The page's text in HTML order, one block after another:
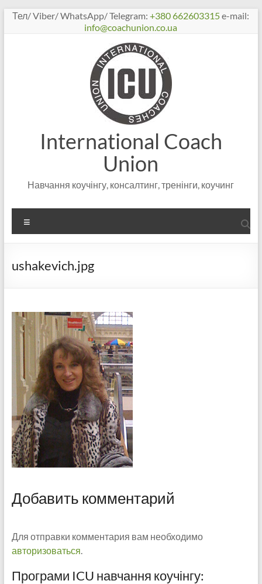
Перейти
Тел/ Viber/ WhatsApp/ Telegram:+380 662603315e-mail:
info@coachunion.co.ua
International Coach
Union
Навчання коучінгу, консалтинг, тренінги, коучинг
ushakevich.jpg
Добавить комментарий
Для отправки комментария вам необходимо
авторизоваться.
Програми ICU навчання коучінгу: